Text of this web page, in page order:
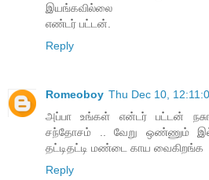
இயங்கவில்லை
எண்டர் பட்டன்.
Reply
Romeoboy Thu Dec 10,
அப்பா உங்கள் என்டர் பட்டன்
சந்தோசம் .. வேறு ஒண்ணும்
தட்டிதட்டி மண்டை காய வைகிறங்க
Reply